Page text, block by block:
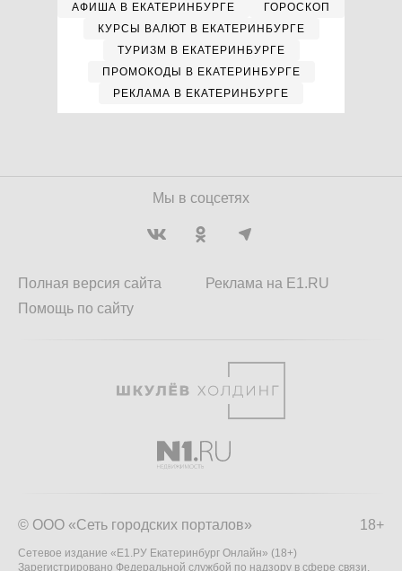
АФИША В ЕКАТЕРИНБУРГЕ
ГОРОСКОП
КУРСЫ ВАЛЮТ В ЕКАТЕРИНБУРГЕ
ТУРИЗМ В ЕКАТЕРИНБУРГЕ
ПРОМОКОДЫ В ЕКАТЕРИНБУРГЕ
РЕКЛАМА В ЕКАТЕРИНБУРГЕ
Мы в соцсетях
Полная версия сайта
Помощь по сайту
Реклама на E1.RU
18+
© ООО «Сеть городских порталов»
Сетевое издание «Е1.РУ Екатеринбург Онлайн» (18+)
Зарегистрировано Федеральной службой по надзору в сфере связи,